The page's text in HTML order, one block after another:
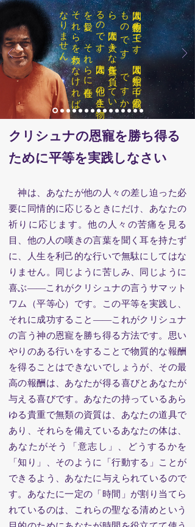
人間は
創造物の
王で
す
。
人間は
生類の
中で
最高の
も
の
で
す
。
で
す
か
ら
、
人間は
大き
な
責任を
負っ
て
い
る
の
で
す
。
人間は
、
他の
生き
物
を
愛し
、
そ
れ
ら
に
奉仕し
、
そ
れ
ら
を
救わ
な
け
れ
ば
な
り
ま
せ
ん
。
クリシュナの恩寵を勝ち得る
ために平等を実践しなさい
神は、あなたが他の人々の差し迫った必
要に同情的に応じるときにだけ、あなたの
祈りに応じます。他の人々の苦痛を見る
目、他の人の嘆きの言葉を聞く耳を持たず
に、人生を利己的な行いで無駄にしてはな
りません。同じように苦しみ、同じように
喜ぶ——これがクリシュナの言うサマット
ワム（平等心）です。この平等を実践し、
それに成功すること——これがクリシュナ
の言う神の恩寵を勝ち得る方法です。思い
やりのある行いをすることで物質的な報酬
を得ることはできないでしょうが、その最
高の報酬は、あなたが得る喜びとあなたが
与える喜びです。あなたの持っているあら
ゆる貴重で無類の資質は、あなたの道具で
あり、それらを備えているあなたの体は、
あなたがそう「意志し」、どうするかを
「知り」、そのように「行動する」ことが
できるよう、あなたに与えられているので
す。あなたに一定の「時間」が割り当てら
れているのは、これらの聖なる清めという